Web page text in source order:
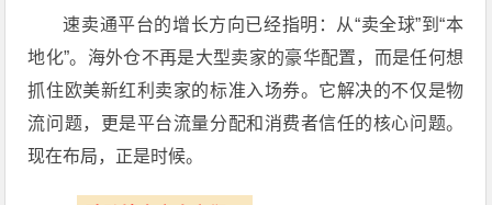
速卖通平台的增长方向已经指明：从“卖全球”到“本
地化”。海外仓不再是大型卖家的豪华配置，而是任何想
抓住欧美新红利卖家的标准入场券。它解决的不仅是物
流问题，更是平台流量分配和消费者信任的核心问题。
现在布局，正是时候。